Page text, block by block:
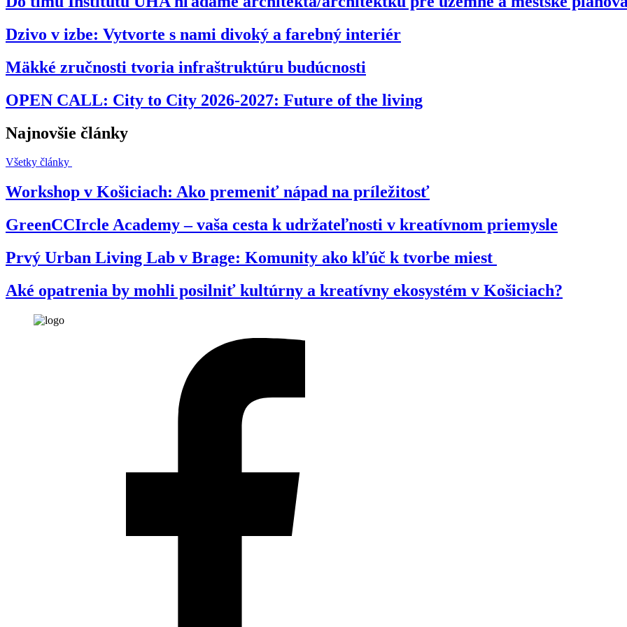
Dzivo v izbe: Vytvorte s nami divoký a farebný interiér
Mäkké zručnosti tvoria infraštruktúru budúcnosti
OPEN CALL: City to City 2026-2027: Future of the living
Najnovšie články
Všetky články
Workshop v Košiciach: Ako premeniť nápad na príležitosť
GreenCCIrcle Academy – vaša cesta k udržateľnosti v kreatívnom priemysle
Prvý Urban Living Lab v Brage: Komunity ako kľúč k tvorbe miest
Aké opatrenia by mohli posilniť kultúrny a kreatívny ekosystém v Košiciach?